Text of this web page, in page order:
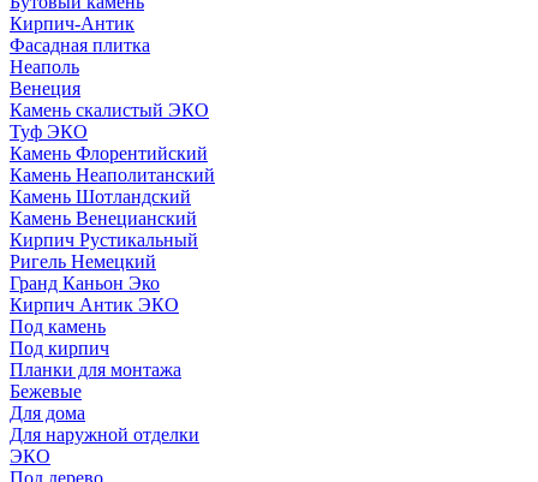
Кирпич-Антик
Фасадная плитка
Неаполь
Венеция
Камень скалистый ЭКО
Туф ЭКО
Камень Флорентийский
Камень Неаполитанский
Камень Шотландский
Камень Венецианский
Кирпич Рустикальный
Ригель Немецкий
Гранд Каньон Эко
Кирпич Антик ЭКО
Под камень
Под кирпич
Планки для монтажа
Бежевые
Для дома
Для наружной отделки
ЭКO
Под дерево